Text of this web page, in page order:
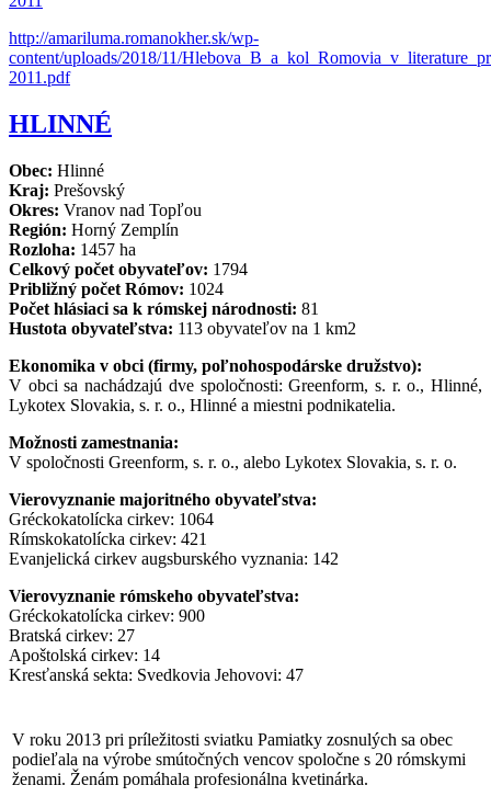
http://amariluma.romanokher.sk/wp-
content/uploads/2018/11/
2011.pdf
HLINNÉ
Obec: Hlinné
Kraj: Prešovský
Okres: Vranov nad Topľou
Región: Horný Zemplín
Rozloha: 1457 ha
Celkový počet obyvateľov: 1794
Približný počet Rómov: 1024
Počet hlásiaci sa k rómskej národnosti: 81
Hustota obyvateľstva: 113 obyvateľov na 1 km2
Ekonomika v obci (firmy, poľnohospodárske družstvo):
V obci sa nachádzajú dve spoločnosti: Greenform, s. r. o., Hlinné,
Lykotex Slovakia, s. r. o., Hlinné a miestni podnikatelia.
Možnosti zamestnania:
V spoločnosti Greenform, s. r. o., alebo Lykotex Slovakia, s. r. o.
Vierovyznanie majoritného obyvateľstva:
Gréckokatolícka cirkev: 1064
Rímskokatolícka cirkev: 421
Evanjelická cirkev augsburského vyznania: 142
Vierovyznanie rómskeho obyvateľstva:
Gréckokatolícka cirkev: 900
Bratská cirkev: 27
Apoštolská cirkev: 14
Kresťanská sekta: Svedkovia Jehovovi: 47
V roku 2013 pri príležitosti sviatku Pamiatky zosnulých sa obec
podieľala na výrobe smútočných vencov spoločne s 20 rómskymi
ženami. Ženám pomáhala profesionálna kvetinárka.